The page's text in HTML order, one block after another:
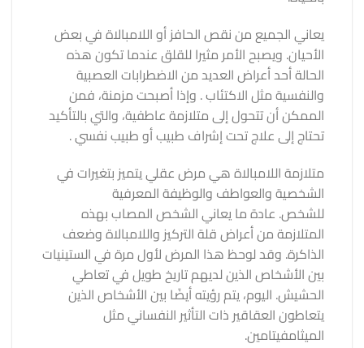
يعاني الجميع من نقص الحافز أو اللامبالاة في بعض
الأحيان. ويصبح الأمر مثيرا للقلق عندما تكون هذه
الحالة أحد أعراض العديد من الاضطرابات العصبية
والنفسية مثل الاكتئاب . وإذا أصبحت مزمنة، فمن
الممكن أن تتحول إلى متلازمة عاطفية، والتي بالتأكيد
تحتاج إلى علاج تحت إشراف طبيب أو طبيب نفسي .
متلازمة اللامبالاة هي مرض عقلي يتميز بتغيرات في
الشخصية والعواطف والوظيفة المعرفية
للشخص. عادة ما يعاني الشخص المصاب بهذه
المتلازمة من أعراض قلة التركيز واللامبالاة وضعف
الذاكرة. وقد لوحظ هذا المرض لأول مرة في الستينيات
بين الأشخاص الذين لديهم تاريخ طويل في تعاطي
الحشيش. اليوم، يتم رؤيته أيضًا بين الأشخاص الذين
يتعاطون العقاقير ذات التأثير النفساني مثل
الميثامفيتامين.